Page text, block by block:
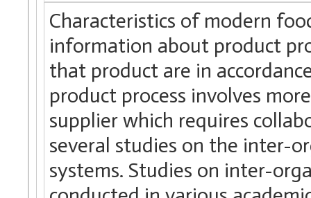
Characteristics of modern
information about product
that product are in
product process involves
supplier which requires
several studies on the inter-
systems. Studies on inter-